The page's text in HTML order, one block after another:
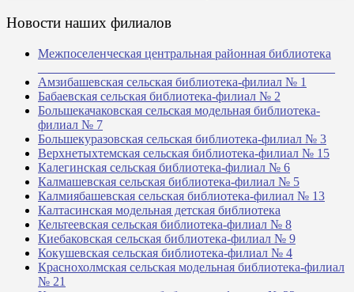
Новости наших филиалов
Межпоселенческая центральная районная библиотека
Амзибашевская сельская библиотека-филиал № 1
Бабаевская сельская библиотека-филиал № 2
Большекачаковская сельская модельная библиотека-
филиал № 7
Большекуразовская сельская библиотека-филиал № 3
Верхнетыхтемская сельская библиотека-филиал № 15
Калегинская сельская библиотека-филиал № 6
Калмашевская сельская библиотека-филиал № 5
Калмиябашевская сельская библиотека-филиал № 13
Калтасинская модельная детская библиотека
Кельтеевская сельская библиотека-филиал № 8
Киебаковская сельская библиотека-филиал № 9
Кокушевская сельская библиотека-филиал № 4
Краснохолмская сельская модельная библиотека-филиал
№ 21